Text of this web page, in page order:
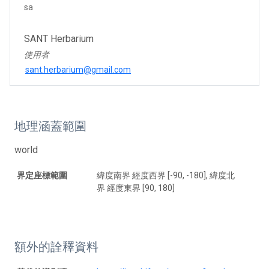
sa
SANT Herbarium
使用者
sant.herbarium@gmail.com
地理涵蓋範圍
world
界定座標範圍
緯度南界 經度西界 [-90, -180], 緯度北
界 經度東界 [90, 180]
額外的詮釋資料